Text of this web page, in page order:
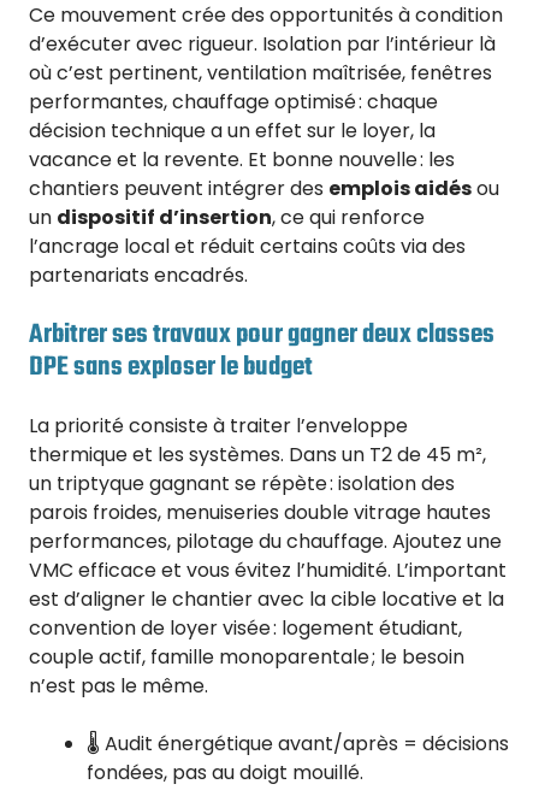
Ce mouvement crée des opportunités à condition
d’exécuter avec rigueur. Isolation par l’intérieur là
où c’est pertinent, ventilation maîtrisée, fenêtres
performantes, chauffage optimisé : chaque
décision technique a un effet sur le loyer, la
vacance et la revente. Et bonne nouvelle : les
chantiers peuvent intégrer des emplois aidésou
un dispositif d’insertion, ce qui renforce
l’ancrage local et réduit certains coûts via des
partenariats encadrés.
Arbitrer ses travaux pour gagner deux classes
DPE sans exploser le budget
La priorité consiste à traiter l’enveloppe
thermique et les systèmes. Dans un T2 de 45 m²,
un triptyque gagnant se répète : isolation des
parois froides, menuiseries double vitrage hautes
performances, pilotage du chauffage. Ajoutez une
VMC efficace et vous évitez l’humidité. L’important
est d’aligner le chantier avec la cible locative et la
convention de loyer visée : logement étudiant,
couple actif, famille monoparentale ; le besoin
n’est pas le même.
🌡️ Audit énergétique avant/après = décisions
fondées, pas au doigt mouillé.